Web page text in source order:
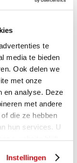
te
media te bieden
Ook delen we
met onze
en analyse. Deze
met andere
die ze hebben
hun services. U
website blijft
Instellingen